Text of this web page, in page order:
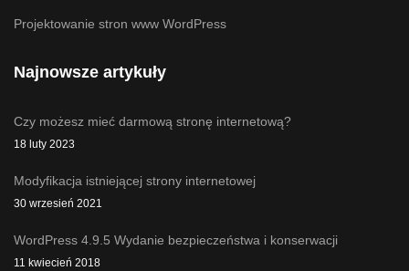
Projektowanie stron www WordPress
Najnowsze artykuły
Czy możesz mieć darmową stronę internetową?
18 luty 2023
Modyfikacja istniejącej strony internetowej
30 wrzesień 2021
WordPress 4.9.5 Wydanie bezpieczeństwa i konserwacji
11 kwiecień 2018